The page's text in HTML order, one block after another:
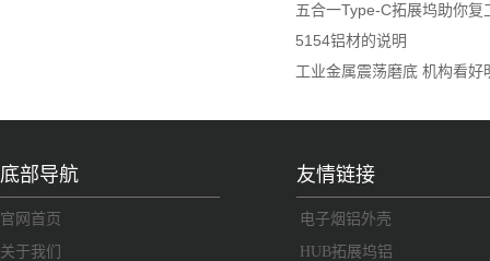
五合一Type-C拓展坞助你
5154铝材的说明
工业金属震荡磨底 机构看
底部导航
官网首页
关于我们
友情链接
电子烟铝外壳
HUB拓展坞铝